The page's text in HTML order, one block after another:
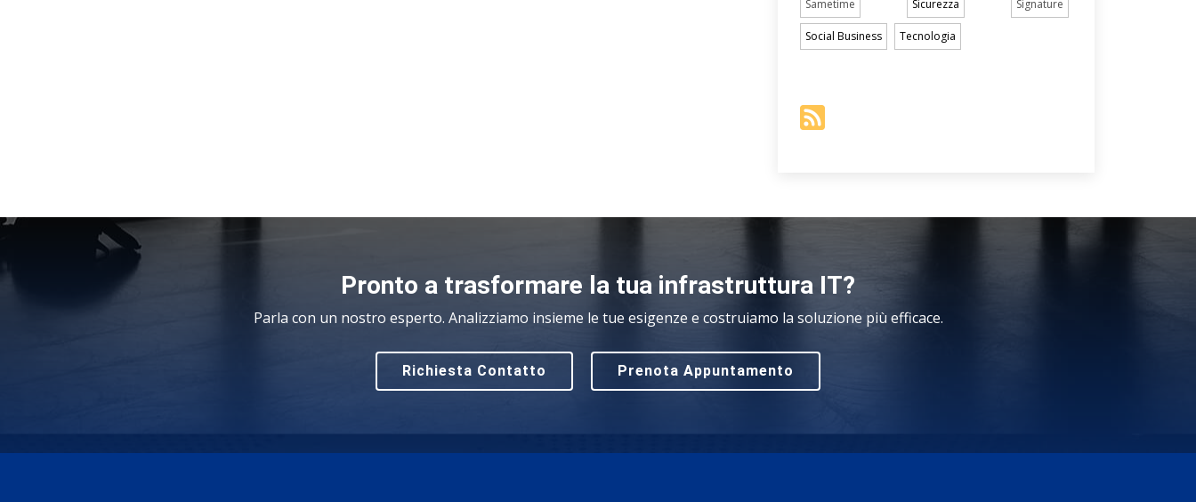
Sametime Sicurezza Signature
Social Business Tecnologia
Pronto a trasformare la tua infrastruttura IT?
Parla con un nostro esperto. Analizziamo insieme le tue esigenze e costruiamo la soluzione più efficace.
Richiesta Contatto Prenota Appuntamento